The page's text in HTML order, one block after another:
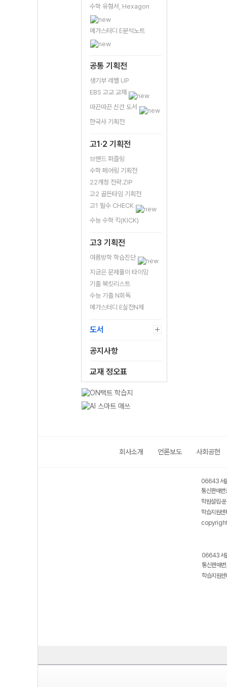
수학 유형서, Hexagon
메가스터디 E분석노트
공통 기획전
생기부 레벨 UP
EBS 고교 교재
따끈따끈 신간 도서
한국사 기획전
고1·2 기획전
브랜드 퍼즐링
수학 페어링 기획전
22개정 전략.ZIP
고2 골든타임 기획전
고1 필수 CHECK
수능 수학 킥(KICK)
고3 기획전
여름방학 학습진단
지금은 문제풀이 타이밍
기출 북킷리스트
수능 기출 N회독
메가스터디 E실전N제
도서
공지사항
교재 정오표
회사소개 언론보도 사회공헌
06643 서
통신판매
학원설립·
학습지원
06643 서
통신판매
학습지원